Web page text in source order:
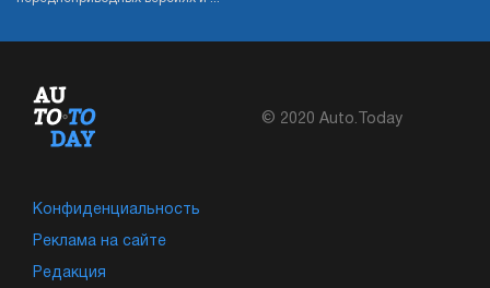
© 2020 Auto.Today
Конфиденциальность
Реклама на сайте
Редакция